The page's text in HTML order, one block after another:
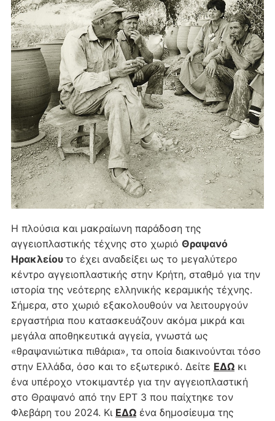
Η πλούσια και μακραίωνη παράδοση της
αγγειοπλαστικής τέχνης στο χωριό Θραψανό
Ηρακλείου το έχει αναδείξει ως το μεγαλύτερο
κέντρο αγγειοπλαστικής στην Κρήτη, σταθμό για την
ιστορία της νεότερης ελληνικής κεραμικής τέχνης.
Σήμερα, στο χωριό εξακολουθούν να λειτουργούν
εργαστήρια που κατασκευάζουν ακόμα μικρά και
μεγάλα αποθηκευτικά αγγεία, γνωστά ως
«θραψανιώτικα πιθάρια», τα οποία διακινούνται τόσο
στην Ελλάδα, όσο και το εξωτερικό. Δείτε ΕΔΩκι
ένα υπέροχο ντοκιμαντέρ για την αγγειοπλαστική
στο Θραψανό από την ΕΡΤ 3 που παίχτηκε τον
Φλεβάρη του 2024. Κι ΕΔΩένα δημοσίευμα της